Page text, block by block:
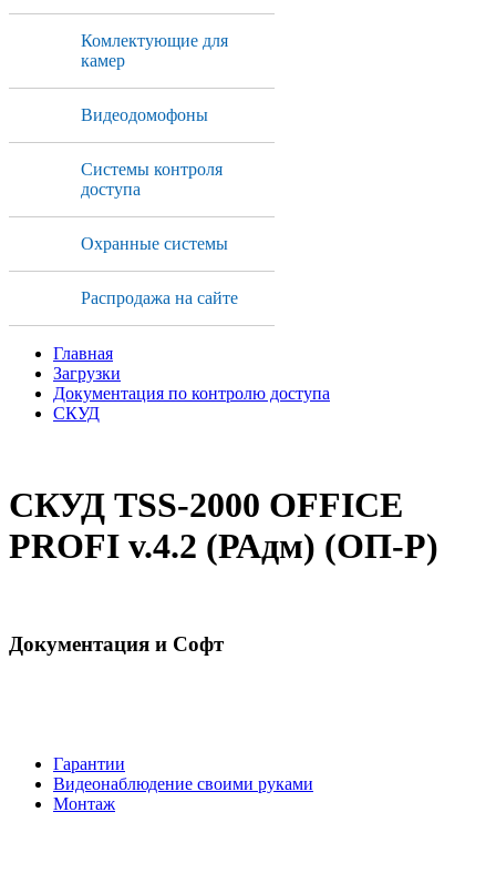
Комлектующие для
камер
Видеодомофоны
Системы контроля
доступа
Охранные системы
Распродажа на сайте
Главная
Загрузки
Документация по контролю доступа
СКУД
СКУД TSS-2000 OFFICE
PROFI v.4.2 (РАдм) (ОП-Р)
Документация и Софт
Гарантии
Видеонаблюдение своими руками
Монтаж